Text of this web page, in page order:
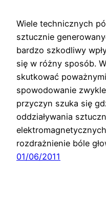
Wiele technicznych
sztucznie
bardzo szkodliwy
się w różny sposób.
skutkować
spowodowanie
przyczyn szuka się
oddziaływania
rozdrażnienie bóle
01/06/2011